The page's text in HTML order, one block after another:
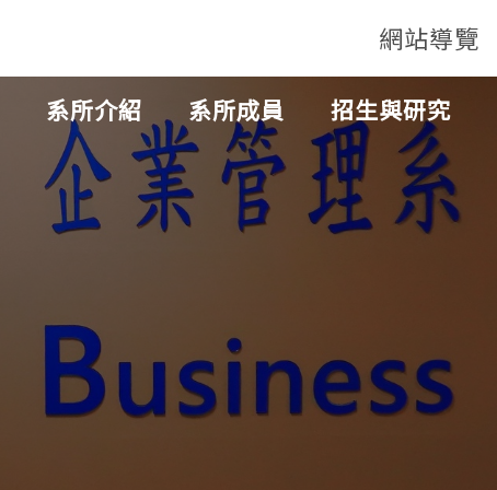
網站導覽
系所介紹 系所成員 招生與研究